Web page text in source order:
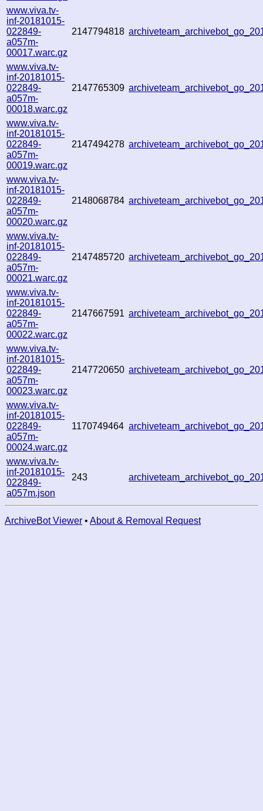
www.viva.tv-
inf-20181015-
022849-
a057m-
00017.warc.gz
2147794818
www.viva.tv-
inf-20181015-
022849-
a057m-
00018.warc.gz
2147765309
www.viva.tv-
inf-20181015-
022849-
a057m-
00019.warc.gz
2147494278
www.viva.tv-
inf-20181015-
022849-
a057m-
00020.warc.gz
2148068784
www.viva.tv-
inf-20181015-
022849-
a057m-
00021.warc.gz
2147485720
www.viva.tv-
inf-20181015-
022849-
a057m-
00022.warc.gz
2147667591
www.viva.tv-
inf-20181015-
022849-
a057m-
00023.warc.gz
2147720650
www.viva.tv-
inf-20181015-
022849-
a057m-
00024.warc.gz
1170749464
www.viva.tv-
inf-20181015-
022849-
a057m.json
243
ArchiveBot Viewer • About & Removal Request